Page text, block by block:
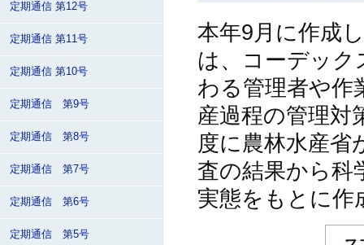
本年9月に作成
は、コーデック
わる管理者や作
産過程の管理対
度に農林水産省
査の結果から科
実態をもとに作
定期通信 第12号
定期通信 第11号
定期通信 第10号
定期通信 第9号
定期通信 第8号
定期通信 第7号
定期通信 第6号
定期通信 第5号